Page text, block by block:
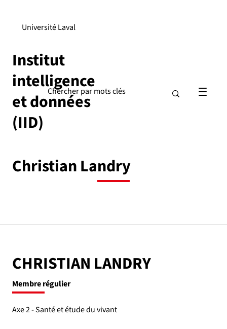
Institut
intelligence
et données
(IID)
Université Laval
Christian Landry
CHRISTIAN LANDRY
Membre régulier
Axe 2 - Santé et étude du vivant